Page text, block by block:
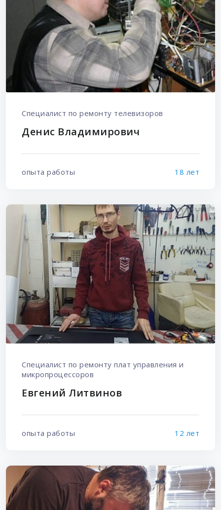
Специалист по ремонту телевизоров
Денис Владимирович
опыта работы 18 лет
Специалист по ремонту плат управления и
микропроцессоров
Евгений Литвинов
опыта работы 12 лет